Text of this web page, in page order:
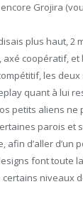
Grojira
plus haut, 2
axé coopératif, et
les deux
quant à lui
petits aliens
parois et
afin d’aller d’un
font toute
niveaux